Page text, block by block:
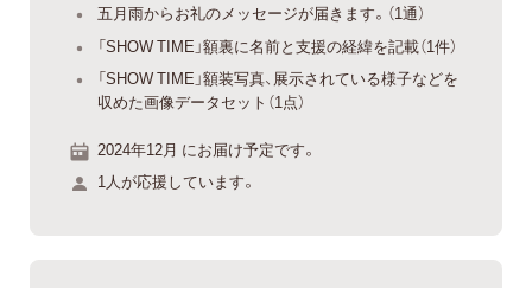
五月雨からお礼のメッセージが届きます。（1通）
「SHOW TIME」額裏に名前と支援の経緯を記載（1件）
「SHOW TIME」額装写真、展示されている様子などを
収めた画像データセット（1点）
2024年12月 にお届け予定です。
1人が応援しています。